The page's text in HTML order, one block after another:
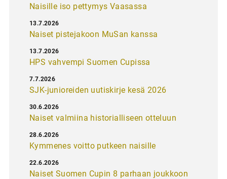
Naisille iso pettymys Vaasassa
Naiset pistejakoon MuSan kanssa
13.7.2026
HPS vahvempi Suomen Cupissa
13.7.2026
SJK-junioreiden uutiskirje kesä 2026
7.7.2026
Naiset valmiina historialliseen otteluun
30.6.2026
Kymmenes voitto putkeen naisille
28.6.2026
Naiset Suomen Cupin 8 parhaan joukkoon
22.6.2026